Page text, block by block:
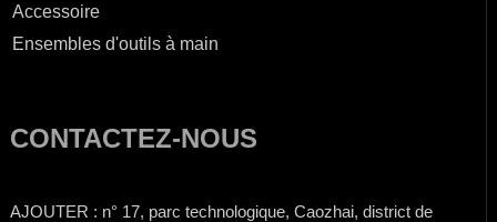
Accessoire
Ensembles d'outils à main
CONTACTEZ-NOUS
AJOUTER : n° 17, parc technologique, Caozhai, district de